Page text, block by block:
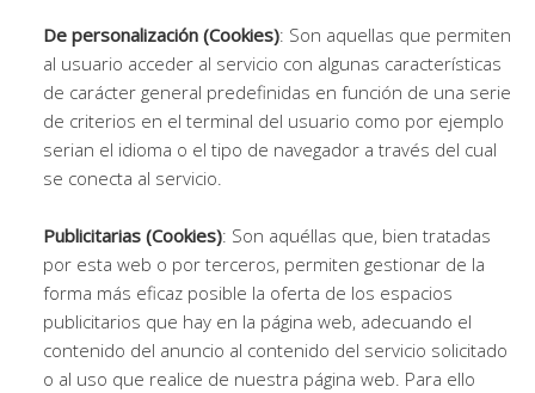
De personalización (Cookies): Son aquellas que permiten
al usuario acceder al servicio con algunas características
de carácter general predefinidas en función de una serie
de criterios en el terminal del usuario como por ejemplo
serian el idioma o el tipo de navegador a través del cual
se conecta al servicio.
Publicitarias (Cookies): Son aquéllas que, bien tratadas
por esta web o por terceros, permiten gestionar de la
forma más eficaz posible la oferta de los espacios
publicitarios que hay en la página web, adecuando el
contenido del anuncio al contenido del servicio solicitado
o al uso que realice de nuestra página web. Para ello